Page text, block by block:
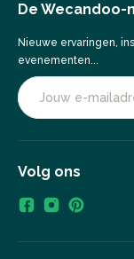
De
Nieuwe ervaringen,
evenementen...
Volg ons